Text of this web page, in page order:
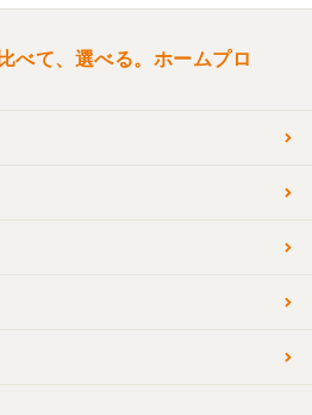
べて、選べる。ホームプロ